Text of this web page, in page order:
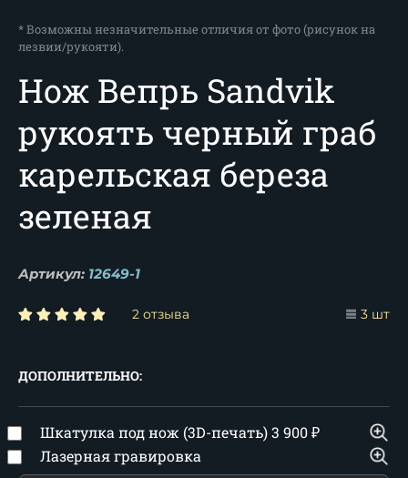
* Возможны незначительные отличия от фото (рисунок на
лезвии/рукояти).
Нож Вепрь Sandvik
рукоять черный граб
карельская береза
зеленая
Артикул: 12649-1
2 отзыва 3 шт
ДОПОЛНИТЕЛЬНО:
Шкатулка под нож (3D-печать)3 900₽
Лазерная гравировка